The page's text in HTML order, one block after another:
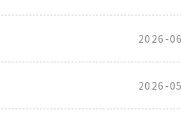
2026-
2026-